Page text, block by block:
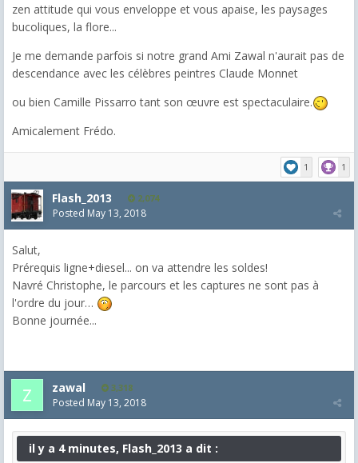
zen attitude qui vous enveloppe et vous apaise, les paysages
bucoliques, la flore...
Je me demande parfois si notre grand Ami Zawal n'aurait pas de
descendance avec les célèbres peintres Claude Monnet
ou bien Camille Pissarro tant son œuvre est spectaculaire.
Amicalement Frédo.
1 1
Flash_2013 2,074
Posted May 13, 2018
Salut,
Prérequis ligne+diesel... on va attendre les soldes!
Navré Christophe, le parcours et les captures ne sont pas à
l'ordre du jour…
Bonne journée...
zawal 3,318
Posted May 13, 2018
il y a 4 minutes, Flash_2013 a dit :